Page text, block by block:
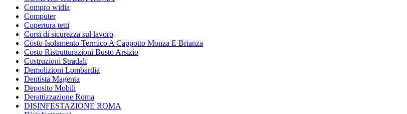
Compro widia
Computer
Copertura tetti
Corsi di sicurezza sul lavoro
Costo Isolamento Termico A Cappotto Monza E Brianza
Costo Ristrutturazioni Busto Arsizio
Costruzioni Stradali
Demolizioni Lombardia
Dentista Magenta
Deposito Mobili
Derattizzazione Roma
DISINFESTAZIONE ROMA